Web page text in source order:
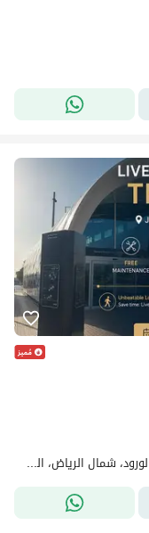
شارع الأمير سلطان بن سلمان بن عبدالعزيز، حي الورود، شمال الرياض، الرياض